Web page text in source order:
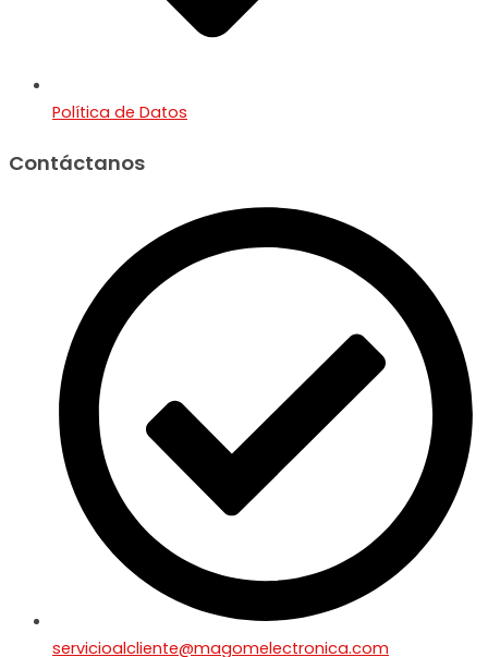
Política de Datos
Contáctanos
servicioalcliente@magomelectronica.com